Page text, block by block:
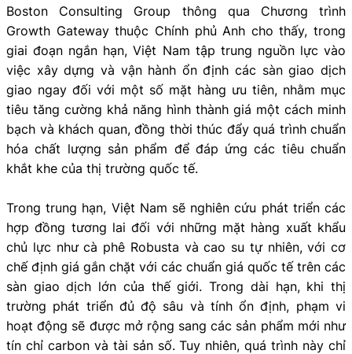
Boston Consulting Group thông qua Chương trình
Growth Gateway thuộc Chính phủ Anh cho thấy, trong
giai đoạn ngắn hạn, Việt Nam tập trung nguồn lực vào
việc xây dựng và vận hành ổn định các sàn giao dịch
giao ngay đối với một số mặt hàng ưu tiên, nhằm mục
tiêu tăng cường khả năng hình thành giá một cách minh
bạch và khách quan, đồng thời thúc đẩy quá trình chuẩn
hóa chất lượng sản phẩm để đáp ứng các tiêu chuẩn
khắt khe của thị trường quốc tế.
Trong trung hạn, Việt Nam sẽ nghiên cứu phát triển các
hợp đồng tương lai đối với những mặt hàng xuất khẩu
chủ lực như cà phê Robusta và cao su tự nhiên, với cơ
chế định giá gắn chặt với các chuẩn giá quốc tế trên các
sàn giao dịch lớn của thế giới. Trong dài hạn, khi thị
trường phát triển đủ độ sâu và tính ổn định, phạm vi
hoạt động sẽ được mở rộng sang các sản phẩm mới như
tín chỉ carbon và tài sản số. Tuy nhiên, quá trình này chỉ